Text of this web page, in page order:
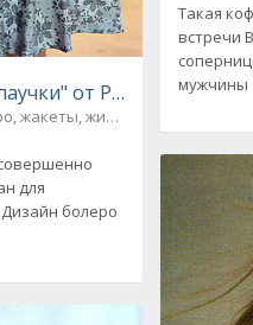
от Pierrot Design
жакеты, жилеты
для
болеро
Такая
встречи
мужчины